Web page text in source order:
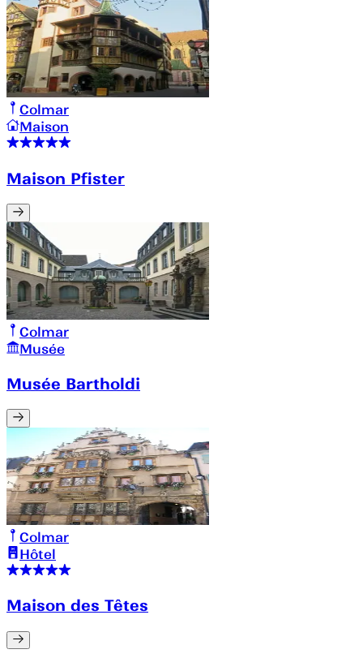
Colmar
Maison
Maison Pfister
Colmar
Musée
Musée Bartholdi
Colmar
Hôtel
Maison des Têtes